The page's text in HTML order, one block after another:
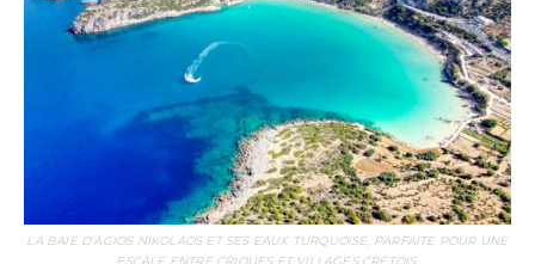
LA BAIE D’AGIOS NIKOLAOS ET SES EAUX TURQUOISE, PARFAITE POUR UNE
ESCALE ENTRE CRIQUES ET VILLAGES CRÉTOIS.